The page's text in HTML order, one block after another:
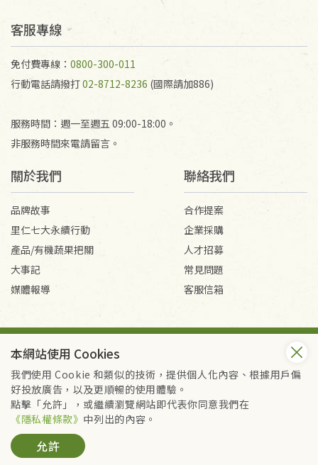
不接受退貨之手抄稿，為敬重法寶故，里仁網購無法
代為結緣處理等。 若需將手抄稿寄還給消費者，因而
產生的運費100元/箱將由消費者負擔。
客服專線
免付費專線： 0800-300-011
行動電話請撥打02-8712-8236 (國際請加886)
服務時間：週一至週五 09:00-18:00。
非服務時間來電請留言。
關於我們
品牌故事
里仁七大永續行動
產品/有機蔬果把關
大事記
媒體報導
聯絡我們
合作提案
企業採購
人才招募
常見問題
客服信箱
Copyright © 2026 里仁事業股份有限公司(統編：16301262) /
里仁網購股份有限公司(統編：25149752)
All Rights Reserved.
本網站使用 Cookies
我們使用 Cookie 和類似的技術，提供個人化內容、根據用戶偏
好投放廣告，以及更順暢的使用體驗。
點擊「允許」，或繼續瀏覽網站即代表你同意我們在
《隱私權條款》 中列出的內容。
允許